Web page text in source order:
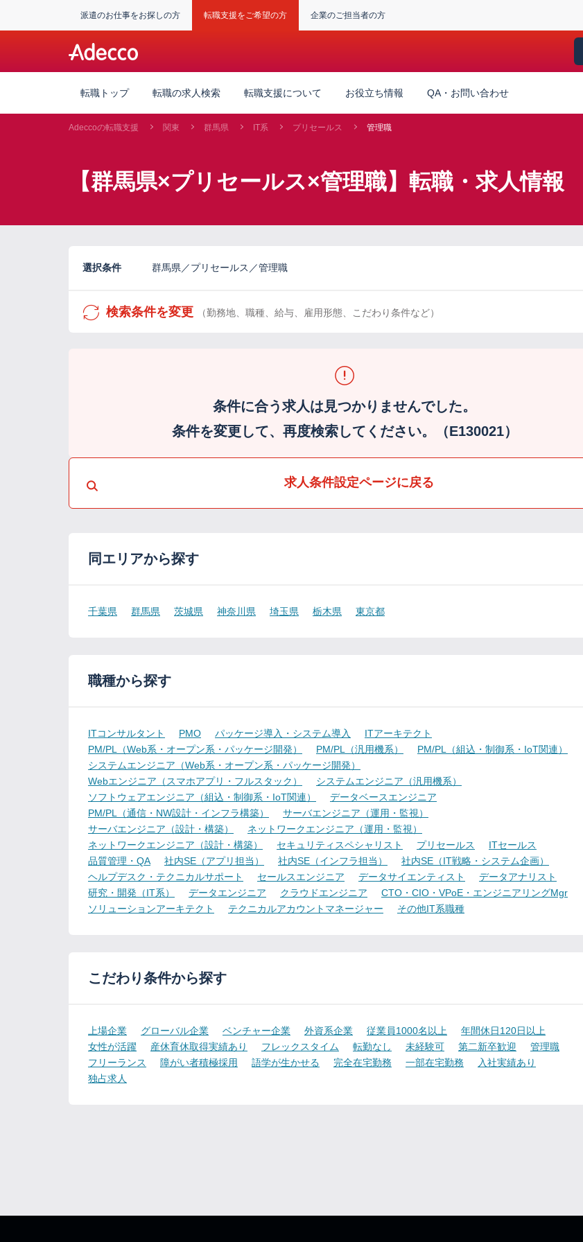
派遣のお仕事をお探しの方 転職支援をご希望の方 企業のご担当者の方
転職トップ 転職の求人検索 転職支援について お役立ち情報 QA・お問い合わせ
Adeccoの転職支援 関東 群馬県 IT系 プリセールス 管理職
【群馬県×プリセールス×管理職】転職・求人情報
選択条件 群馬県／プリセールス／管理職
検索条件を変更 （勤務地、職種、給与、雇用形態、こだわり条件など）
条件に合う求人は見つかりませんでした。
条件を変更して、再度検索してください。（E130021）
求人条件設定ページに戻る
同エリアから探す
千葉県 群馬県 茨城県 神奈川県 埼玉県 栃木県 東京都
職種から探す
ITコンサルタント PMO パッケージ導入・システム導入
ITアーキテクト
PM/PL（Web系・オープン系・パッケージ開発）
PM/PL（汎用機系）
PM/PL（組込・制御系・IoT関連）
システムエンジニア（Web系・オープン系・パッケージ開発）
Webエンジニア（スマホアプリ・フルスタック）
システムエンジニア（汎用機系）
ソフトウェアエンジニア（組込・制御系・IoT関連）
データベースエンジニア
PM/PL（通信・NW設計・インフラ構築）
サーバエンジニア（運用・監視）
サーバエンジニア（設計・構築）
ネットワークエンジニア（運用・監視）
ネットワークエンジニア（設計・構築）
セキュリティスペシャリスト プリセールス
ITセールス
品質管理・QA
社内SE（アプリ担当） 社内SE（インフラ担当）
社内SE（IT戦略・システム企画）
ヘルプデスク・テクニカルサポート
セールスエンジニア データサイエンティスト
データアナリスト
研究・開発（IT系）
データエンジニア クラウドエンジニア
CTO・CIO・VPoE・エンジニアリングMgr
ソリューションアーキテクト
テクニカルアカウントマネージャー その他IT系職種
こだわり条件から探す
上場企業 グローバル企業 ベンチャー企業 外資系企業 従業員1000名以上
年間休日120日以上
女性が活躍
産休育休取得実績あり フレックスタイム 転勤なし 未経験可 第二新卒歓迎
管理職
フリーランス
障がい者積極採用 語学が生かせる 完全在宅勤務 一部在宅勤務
入社実績あり
独占求人